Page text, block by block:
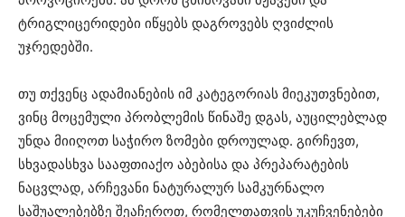
ტრიგლიცერიდები იწყებს დაგროვებს ღვიძლის
უჯრედებში.
თუ თქვენც ადამიანების იმ კატეგორიას მიეკუთვნებით,
ვინც მოცემული პრობლემის წინაშე დგას, აუცილებლად
უნდა მიიღოთ საჭირო ზომები დროულად. გირჩევთ,
სხვადასხვა სააფთიაქო აბებისა და პრეპარატების
ნაცვლად, არჩევანი ნატურალურ სამკურნალო
საშუალებებზე შეაჩეროთ, რომელთათვის უკუჩვენებები